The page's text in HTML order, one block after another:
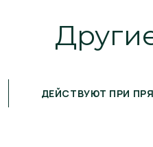
ДЕЙСТВУЮТ ПРИ